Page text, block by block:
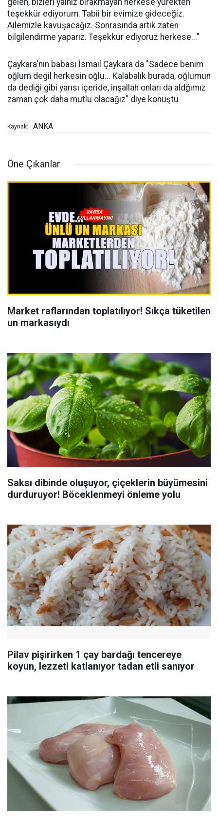
gelen, bizleri yalnız bırakmayan herkese yürekten
teşekkür ediyorum. Tabii bir evimize gideceğiz.
Ailemizle kavuşacağız. Sonrasında artık zaten
bilgilendirme yaparız. Teşekkür ediyoruz herkese..."
Çaykara'nın babası İsmail Çaykara da "Sadece benim
oğlum degil herkesin oğlu... Kalabalık burada, oğlumun
da dediği gibi yarısı içeride, inşallah onları da aldğımız
zaman çok daha mutlu olacağız" diye konuştu
Kaynak: ANKA
Öne Çıkanlar
Market raflarından toplatılıyor! Sıkça tüketilen
un markasıydı
Saksı dibinde oluşuyor, çiçeklerin büyümesini
durduruyor! Böceklenmeyi önleme yolu
Pilav pişirirken 1 çay bardağı tencereye
koyun, lezzeti katlanıyor tadan etli sanıyor